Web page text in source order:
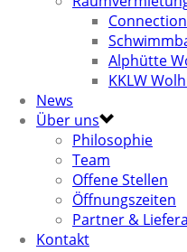
Alphütte
KKLW
News
Über uns
Philosophie
Team
Offene Stellen
Öffnungszeiten
Partner &
Kontakt